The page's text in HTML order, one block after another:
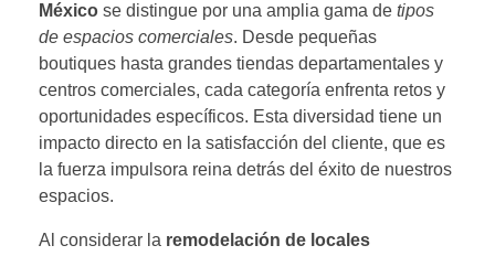
México se distingue por una amplia gama de tipos
de espacios comerciales. Desde pequeñas
boutiques hasta grandes tiendas departamentales y
centros comerciales, cada categoría enfrenta retos y
oportunidades específicos. Esta diversidad tiene un
impacto directo en la satisfacción del cliente, que es
la fuerza impulsora reina detrás del éxito de nuestros
espacios.
Al considerar la remodelación de locales